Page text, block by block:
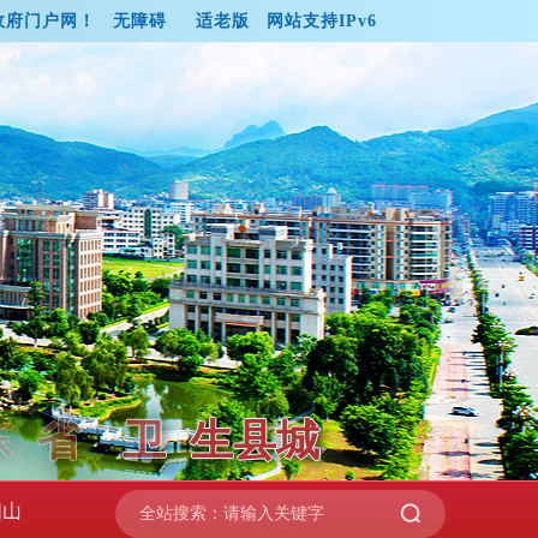
门户网！ 无障碍 适老版 网站支持IPv6
卫生县城